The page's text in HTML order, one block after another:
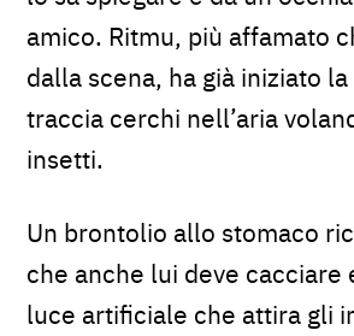
amico. Ritmu, più affamato
dalla scena, ha già iniziato
traccia cerchi nell’aria
insetti.
Un brontolio allo stomaco
che anche lui deve cacciare
luce artificiale che attira gli